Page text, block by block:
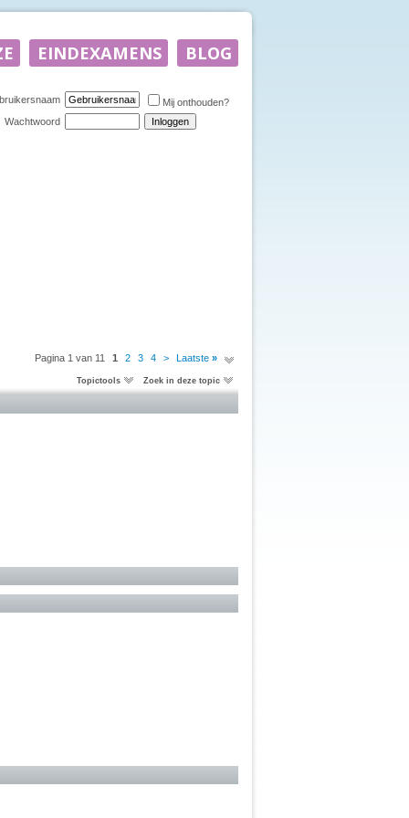
Mij onthouden?
Wachtwoord
Pagina 1 van 11 1 2 3 4 > Laatste »
Topictools Zoek in deze topic